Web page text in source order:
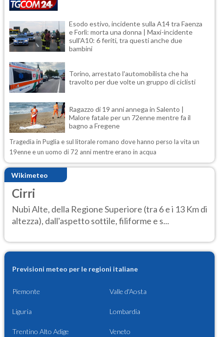
Esodo estivo, incidente sulla A14 tra Faenza
e Forlì: morta una donna | Maxi-incidente
sull'A10: 6 feriti, tra questi anche due
bambini
Torino, arrestato l'automobilista che ha
travolto per due volte un gruppo di ciclisti
Ragazzo di 19 anni annega in Salento |
Malore fatale per un 72enne mentre fa il
bagno a Fregene
Tragedia in Puglia e sul litorale romano dove hanno perso la vita un
19enne e un uomo di 72 anni mentre erano in acqua
Wikimeteo
Cirri
Nubi Alte, della Regione Superiore (tra 6 e i 13 Km di
altezza), dall'aspetto sottile, filiforme e s...
Previsioni meteo per le regioni italiane
Piemonte Valle d'Aosta
Liguria Lombardia
Trentino Alto Adige Veneto